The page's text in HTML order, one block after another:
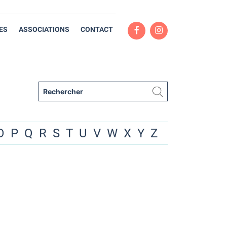
ASSOCIATIONS CONTACT
P Q R S T U V W X Y Z